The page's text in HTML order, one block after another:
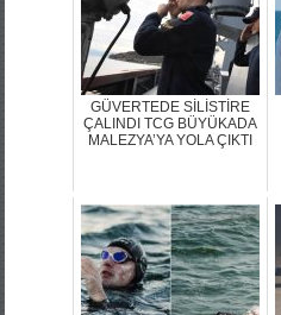
GÜVERTEDE SİLİSTİRE
ÇALINDI TCG BÜYÜKADA
MALEZYA’YA YOLA ÇIKTI